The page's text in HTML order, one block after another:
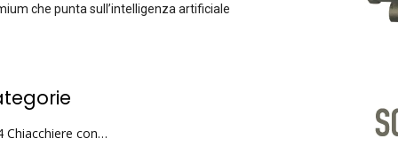
che punta sull’intelligenza artificiale
Chiacchiere con…